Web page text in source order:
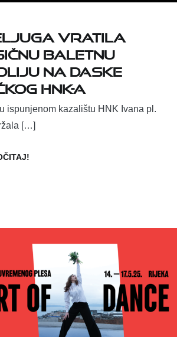
vratila
baletnu
na daske
HNK-a
ispunjenom kazalištu HNK Ivana pl.
[…]